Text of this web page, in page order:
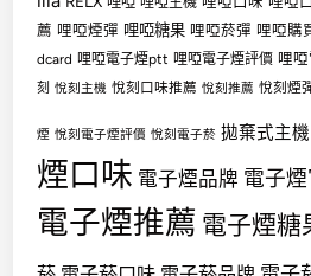
薦 哩啞煙彈 哩啞糖果 哩啞菸彈 哩啞購
dcard 哩啞電子煙ptt 哩啞電子煙評價 哩
刻 悅刻主機 悅刻口味推薦 悅刻推薦 悅刻煙
煙 悅刻電子煙評價 悅刻電子菸 拋棄式主機
煙口味 電子煙品牌 電子煙
電子煙推薦 電子煙糖